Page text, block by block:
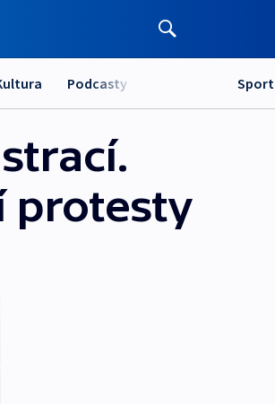
Podcasty Sport
protesty